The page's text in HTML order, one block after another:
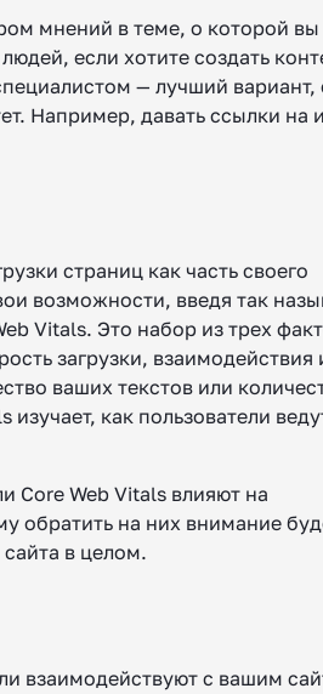
мнений в теме, о которой
если хотите создать
— лучший вариант,
Например, давать ссылки на
страниц как часть своего
возможности, введя так
Vitals. Это набор из трех
загрузки, взаимодействия
ваших текстов или
как пользователи
Core Web Vitals влияют на
обратить на них внимание
в целом.
взаимодействуют с вашим